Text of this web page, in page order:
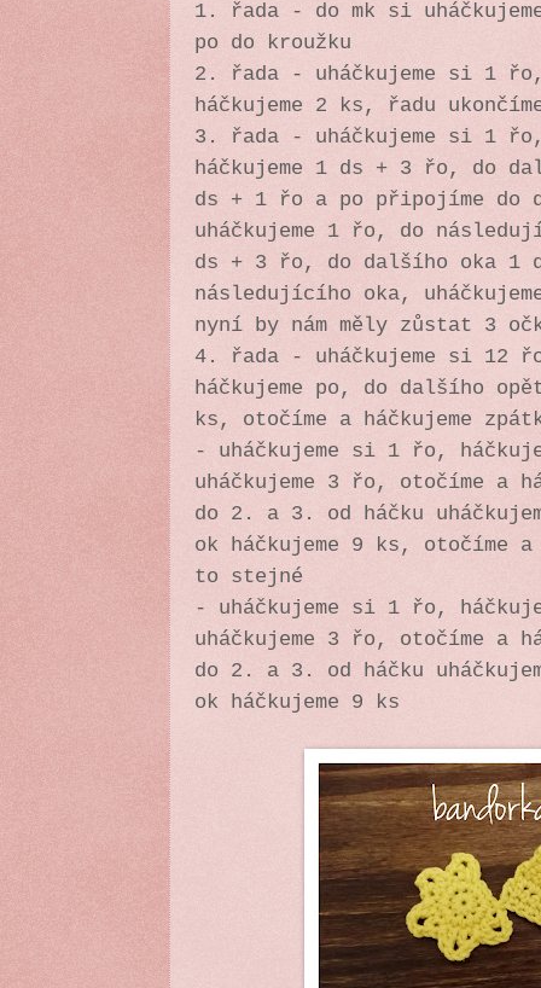
1. řada - do mk si
po do kroužku
2. řada - uháčkujeme si 1 řo,
háčkujeme 2 ks, řadu
3. řada - uháčkujeme si 1
háčkujeme 1 ds + 3 řo, do
ds + 1 řo a po připojíme do
uháčkujeme 1 řo, do
ds + 3 řo, do dalšího oka 1
následujícího oka,
nyní by nám měly zůstat 3
4. řada - uháčkujeme si 12
háčkujeme po, do dalšího
ks, otočíme a háčkujeme
- uháčkujeme si 1 řo,
uháčkujeme 3 řo, otočíme a
do 2. a 3. od háčku
ok háčkujeme 9 ks, otočíme
to stejné
- uháčkujeme si 1 řo,
uháčkujeme 3 řo, otočíme a
do 2. a 3. od háčku
ok háčkujeme 9 ks